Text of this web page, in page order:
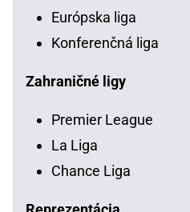
Európska liga
Konferenčná liga
Zahraničné ligy
Premier League
La Liga
Chance Liga